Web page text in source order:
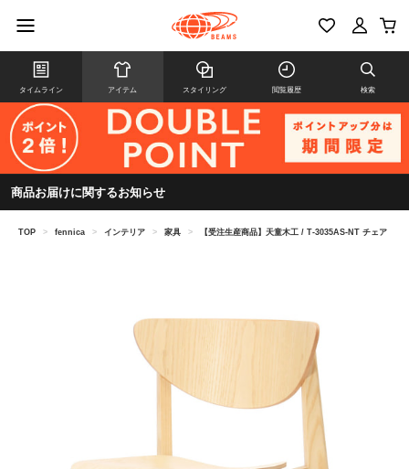
タイムライン アイテム スタイリング 閲覧履歴 検索
商品お届けに関するお知らせ
TOP > fennica > インテリア > 家具 > 【受注生産商品】天童木工 / T-3035AS-NT チェア